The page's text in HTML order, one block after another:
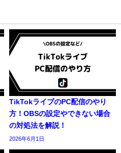
TikTokライブのPC配信のやり
方！OBSの設定やできない場合
の対処法を解説！
2026年6月1日